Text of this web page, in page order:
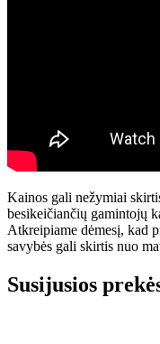
Kainos gali nežymiai
besikeičiančių gamintojų
Atkreipiame dėmesį, kad
savybės gali skirtis nuo
Susijusios